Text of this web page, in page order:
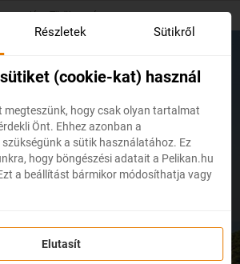
nyaralás - Törökország
- Törökország
2026
Részletek Sütikről
(cookie-kat) használ
megteszünk, hogy csak olyan tartalmat
Önt. Ehhez azonban a
a sütik használatához. Ez
hogy böngészési adatait a Pelikan.hu
a beállítást bármikor módosíthatja vagy
Elutasít